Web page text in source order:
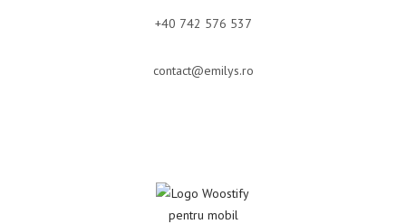
+40 742 576 537
contact@emilys.ro